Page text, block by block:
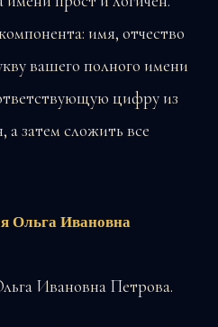
имя, отчество
вашего полного имени
цифру из
а затем сложить все
Ольга Ивановна
Ивановна Петрова.